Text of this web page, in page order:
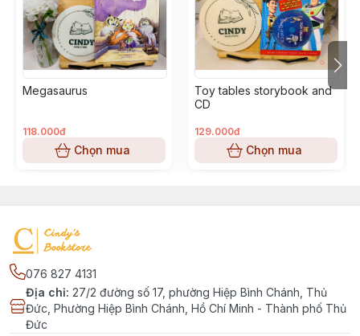
Megasaurus
118.000đ
Chọn mua
Toy tables storybook and
CD
129.000đ
Chọn mua
076 827 4131
Địa chỉ: 27/2 đường số 17, phường Hiệp Bình Chánh, Thủ
Đức, Phường Hiệp Bình Chánh, Hồ Chí Minh - Thành phố Thủ
Đức